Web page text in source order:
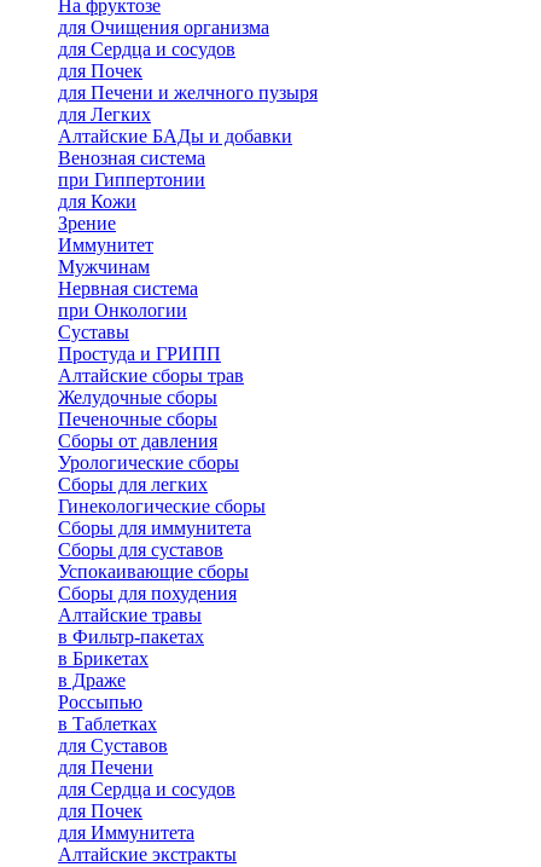
На фруктозе
для Очищения организма
для Сердца и сосудов
для Почек
для Печени и желчного пузыря
для Легких
Алтайские БАДы и добавки
Венозная система
при Гиппертонии
для Кожи
Зрение
Иммунитет
Мужчинам
Нервная система
при Онкологии
Суставы
Простуда и ГРИПП
Алтайские сборы трав
Желудочные сборы
Печеночные сборы
Сборы от давления
Урологические сборы
Сборы для легких
Гинекологические сборы
Сборы для иммунитета
Сборы для суставов
Успокаивающие сборы
Сборы для похудения
Алтайские травы
в Фильтр-пакетах
в Брикетах
в Драже
Россыпью
в Таблетках
для Cуставов
для Печени
для Сердца и сосудов
для Почек
для Иммунитета
Алтайские экстракты